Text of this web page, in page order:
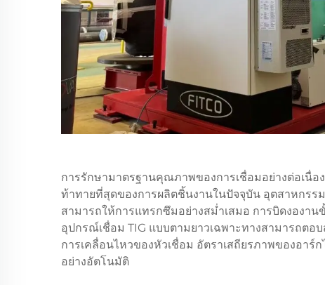
การรักษามาตรฐานคุณภาพของการเชื่อมอย่างต่อเนื่
ท้าทายที่สุดของการผลิตชิ้นงานในปัจจุบัน อุตสาหกร
สามารถให้การแทรกซึมอย่างสม่ำเสมอ การบิดงองา
อุปกรณ์เชื่อม TIG แบบตามยาวเฉพาะทางสามารถต
การเคลื่อนไหวของหัวเชื่อม อัตราเสถียรภาพของอา
อย่างอัตโนมัติ